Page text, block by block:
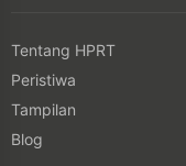
Tentang HPRT
Peristiwa
Tampilan
Blog